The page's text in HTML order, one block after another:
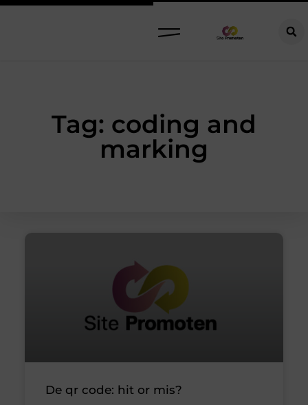
Tag: coding and
marking
De qr code: hit or mis?